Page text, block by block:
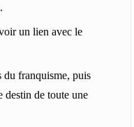
un lien avec le
du franquisme, puis
destin de toute une